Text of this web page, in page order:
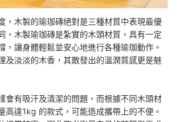
，木製的瑜珈磚絕對是三種材質中表現最優
，木製瑜珈磚是紮實的木頭材質，具有一定
，讓身體輕鬆並安心地進行各種瑜珈動作。
及淡淡的木香，其散發出的溫潤質感更是魅
會有吸汗及清潔的問題，而根據不同木頭材
高達1kg 的款式，可能造成攜帶上的不便。